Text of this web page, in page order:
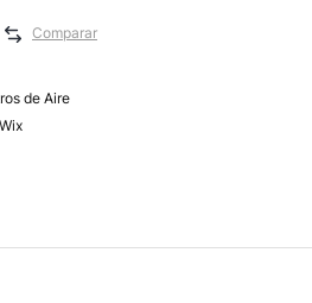
Comparar
de Aire